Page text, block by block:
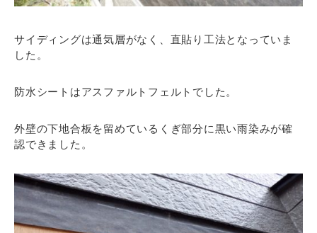
サイディングは通気層がなく、直貼り工法となっていま
した。
防水シートはアスファルトフェルトでした。
外壁の下地合板を留めているくぎ部分に黒い雨染みが確
認できました。